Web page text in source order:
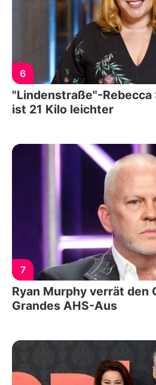
6
"Lindenstraße"-
ist 21 Kilo leichter
7
Ryan Murphy verrät den
Grandes AHS-Aus